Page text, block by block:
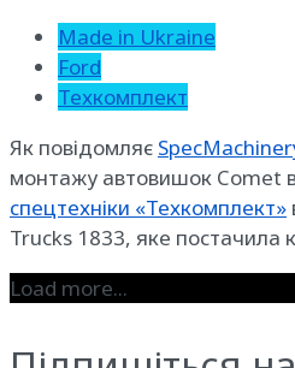
Made in Ukraine
Ford
Техкомплект
Як повідомляє
монтажу автовишок Comet в
спецтехніки «Техкомплект»
Trucks 1833, яке постачила
Load more...